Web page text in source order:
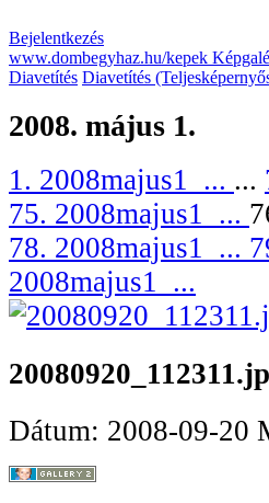
Bejelentkezés
www.dombegyhaz.hu/kepek
Diavetítés Diavetítés
2008. május 1.
1. 2008majus1_... ...
75. 2008majus1_...
78. 2008majus1_...
2008majus1_...
Dátum: 2008-09-20